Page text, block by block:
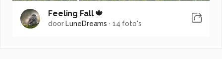
Feeling Fall 🍁
door LuneDreams · 14 foto's